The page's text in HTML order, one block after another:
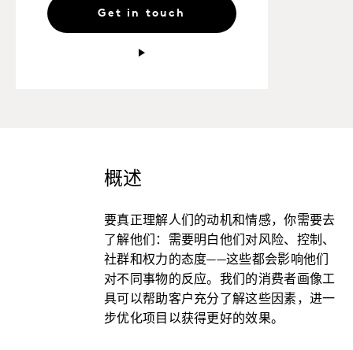
Get in touch
概述
要真正理解人们的动机和情感，你需要去
了解他们：需要明白他们对风险、控制、
社群和权力的态度——这些都会影响他们
对不同事物的反应。我们的消费者画像工
具可以帮助客户充分了解这些因素，进一
步优化项目以获得更好的效果。